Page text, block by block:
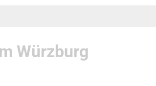
Würzburg